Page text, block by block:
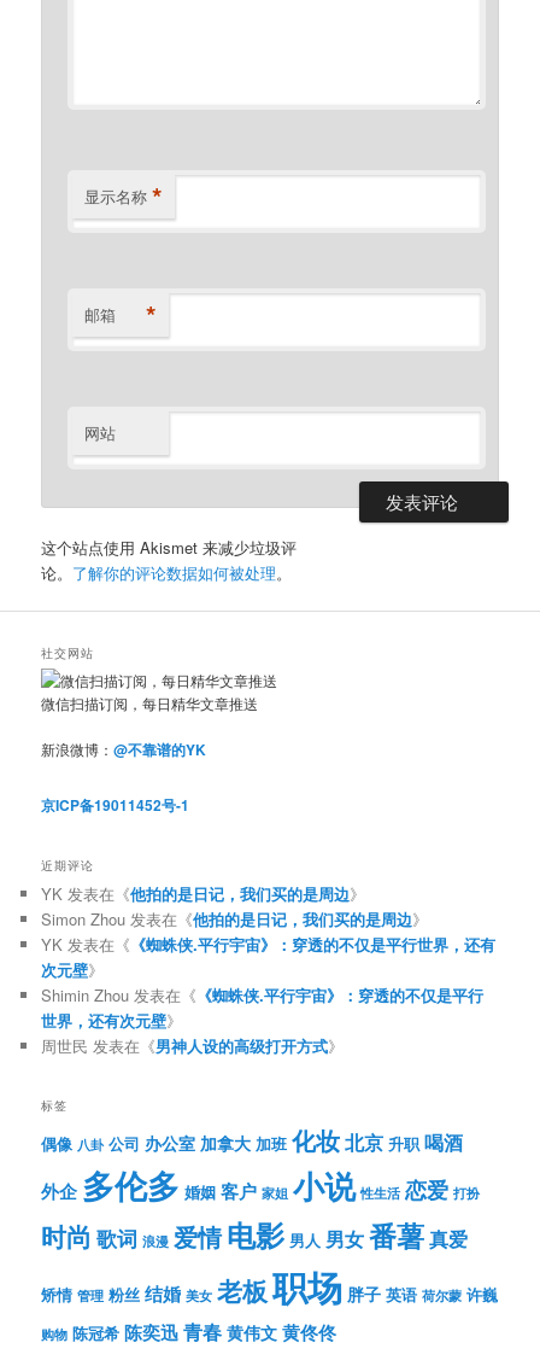
显示名称 *
邮箱 *
网站
这个站点使用 Akismet 来减少垃圾评
论。 了解你的评论数据如何被处理。
社交网站
微信扫描订阅，每日精华文章推送
新浪微博：@不靠谱的YK
京ICP备19011452号-1
近期评论
YK 发表在《他拍的是日记，我们买的是周边》
Simon Zhou 发表在《他拍的是日记，我们买的是周边》
YK 发表在《 《蜘蛛侠.平行宇宙》：穿透的不仅是平行世界，还有
次元壁》
Shimin Zhou 发表在《 《蜘蛛侠.平行宇宙》：穿透的不仅是平行
世界，还有次元壁》
周世民 发表在《男神人设的高级打开方式》
标签
偶像 八卦 公司 办公室 加拿大 加班 化妆北京 升职 喝酒
外企 多伦多 婚姻 客户 家姐 小说 性生活 恋爱 打扮
时尚 歌词 浪漫 爱情电影 男人 男女番薯真爱
矫情 管理 粉丝 结婚 美女 老板职场 胖子 英语 荷尔蒙 许巍
购物 陈冠希 陈奕迅 青春 黄伟文 黄佟佟